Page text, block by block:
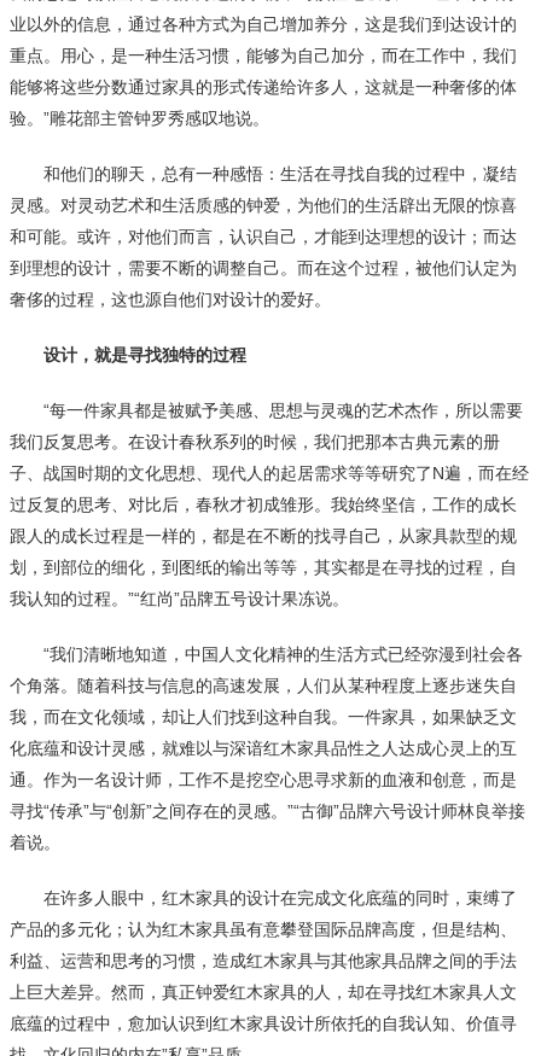
业以外的信息，通过各种方式为自己增加养分，这是我们到达设计的
重点。用心，是一种生活习惯，能够为自己加分，而在工作中，我们
能够将这些分数通过家具的形式传递给许多人，这就是一种奢侈的体
验。”雕花部主管钟罗秀感叹地说。
和他们的聊天，总有一种感悟：生活在寻找自我的过程中，凝结
灵感。对灵动艺术和生活质感的钟爱，为他们的生活辟出无限的惊喜
和可能。或许，对他们而言，认识自己，才能到达理想的设计；而达
到理想的设计，需要不断的调整自己。而在这个过程，被他们认定为
奢侈的过程，这也源自他们对设计的爱好。
设计，就是寻找独特的过程
“每一件家具都是被赋予美感、思想与灵魂的艺术杰作，所以需要
我们反复思考。在设计春秋系列的时候，我们把那本古典元素的册
子、战国时期的文化思想、现代人的起居需求等等研究了N遍，而在经
过反复的思考、对比后，春秋才初成雏形。我始终坚信，工作的成长
跟人的成长过程是一样的，都是在不断的找寻自己，从家具款型的规
划，到部位的细化，到图纸的输出等等，其实都是在寻找的过程，自
我认知的过程。”“红尚”品牌五号设计果冻说。
“我们清晰地知道，中国人文化精神的生活方式已经弥漫到社会各
个角落。随着科技与信息的高速发展，人们从某种程度上逐步迷失自
我，而在文化领域，却让人们找到这种自我。一件家具，如果缺乏文
化底蕴和设计灵感，就难以与深谙红木家具品性之人达成心灵上的互
通。作为一名设计师，工作不是挖空心思寻求新的血液和创意，而是
寻找“传承”与“创新”之间存在的灵感。”“古御”品牌六号设计师林良举接
着说。
在许多人眼中，红木家具的设计在完成文化底蕴的同时，束缚了
产品的多元化；认为红木家具虽有意攀登国际品牌高度，但是结构、
利益、运营和思考的习惯，造成红木家具与其他家具品牌之间的手法
上巨大差异。然而，真正钟爱红木家具的人，却在寻找红木家具人文
底蕴的过程中，愈加认识到红木家具设计所依托的自我认知、价值寻